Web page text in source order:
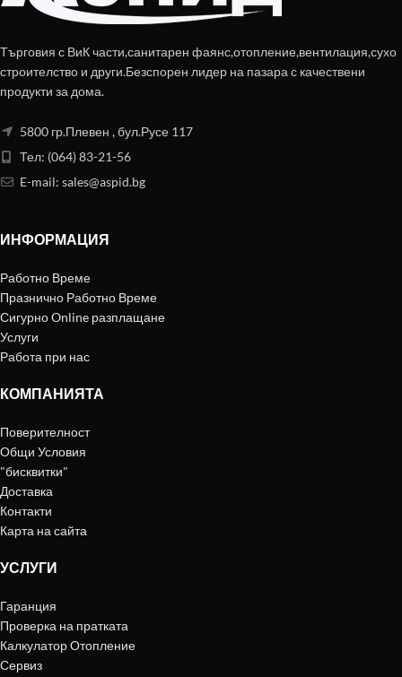
Търговия с ВиК части,санитарен фаянс,отопление,вентилация,сухо
строителство и други.Безспорен лидер на пазара с качествени
продукти за дома.
5800 гр.Плевен , бул.Русе 117
Тел: (064) 83-21-56
E-mail: sales@aspid.bg
ИНФОРМАЦИЯ
Работно Време
Празнично Работно Време
Сигурно Online разплащане
Услуги
Работа при нас
КОМПАНИЯТА
Поверителност
Общи Условия
"бисквитки"
Доставка
Контакти
Карта на сайта
УСЛУГИ
Гаранция
Проверка на пратката
Калкулатор Отопление
Сервиз